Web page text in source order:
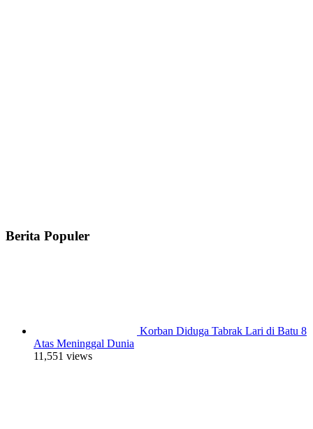
Berita Populer
Korban Diduga Tabrak Lari di Batu 8
Atas Meninggal Dunia
11,551 views